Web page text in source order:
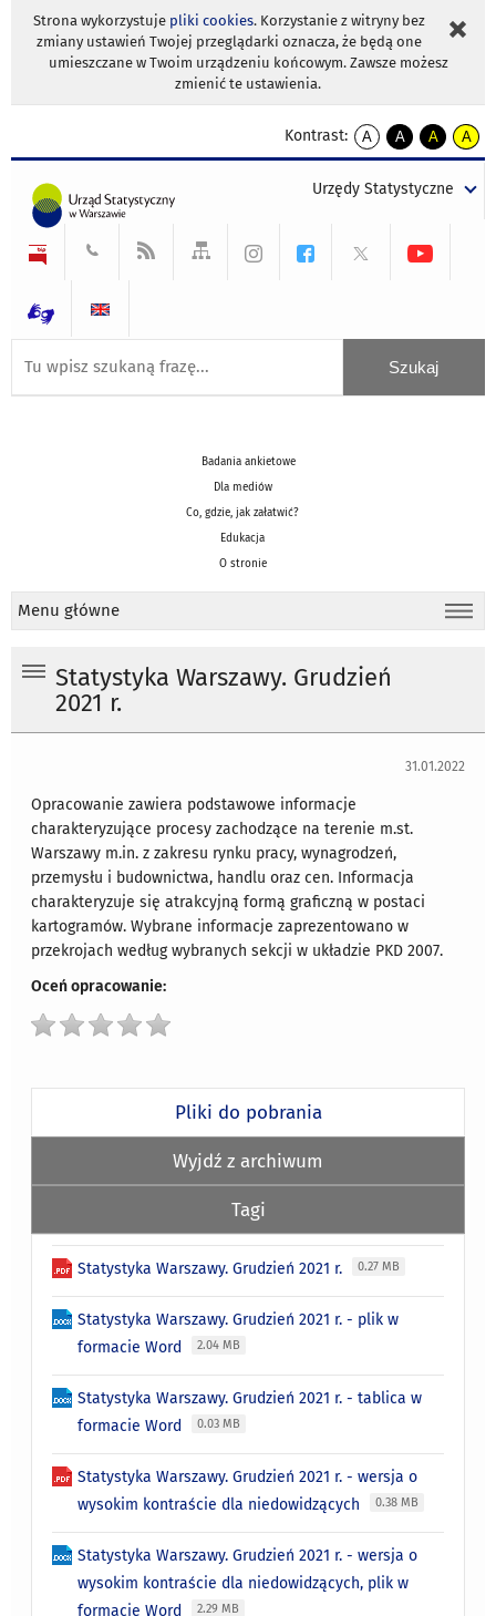
Strona wykorzystuje pliki cookies. Korzystanie z witryny bez
zmiany ustawień Twojej przeglądarki oznacza, że będą one
umieszczane w Twoim urządzeniu końcowym. Zawsze możesz
zmienić te ustawienia.
Kontrast:
A
kontrast
A
kontrast
tekst
czarnym
A
kontrast
tekst
czarnym
A
tekst
żółtym
Urzędy Statystyczne
Badania ankietowe
Dla mediów
Co, gdzie, jak załatwić?
Edukacja
O stronie
Menu główne
Statystyka Warszawy. Grudzień
2021 r.
31.01.2022
Opracowanie zawiera podstawowe informacje
charakteryzujące procesy zachodzące na terenie m.st.
Warszawy m.in. z zakresu rynku pracy, wynagrodzeń,
przemysłu i budownictwa, handlu oraz cen. Informacja
charakteryzuje się atrakcyjną formą graficzną w postaci
kartogramów. Wybrane informacje zaprezentowano w
przekrojach według wybranych sekcji w układzie PKD 2007.
Oceń opracowanie:
Pliki do pobrania
Wyjdź z archiwum
Tagi
Statystyka Warszawy. Grudzień 2021 r. 0.27 MB
Statystyka Warszawy. Grudzień 2021 r. - plik w
formacie Word
2.04 MB
Statystyka Warszawy. Grudzień 2021 r. - tablica w
formacie Word
0.03 MB
Statystyka Warszawy. Grudzień 2021 r. - wersja o
wysokim kontraście dla niedowidzących
0.38 MB
Statystyka Warszawy. Grudzień 2021 r. - wersja o
wysokim kontraście dla niedowidzących, plik w
formacie Word
2.29 MB